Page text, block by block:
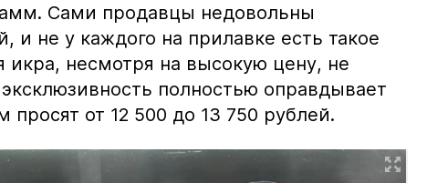
Сами продавцы недовольны
и не у каждого на прилавке есть такое
икра, несмотря на высокую цену, не
полностью оправдывает
просят от 12 500 до 13 750 рублей.